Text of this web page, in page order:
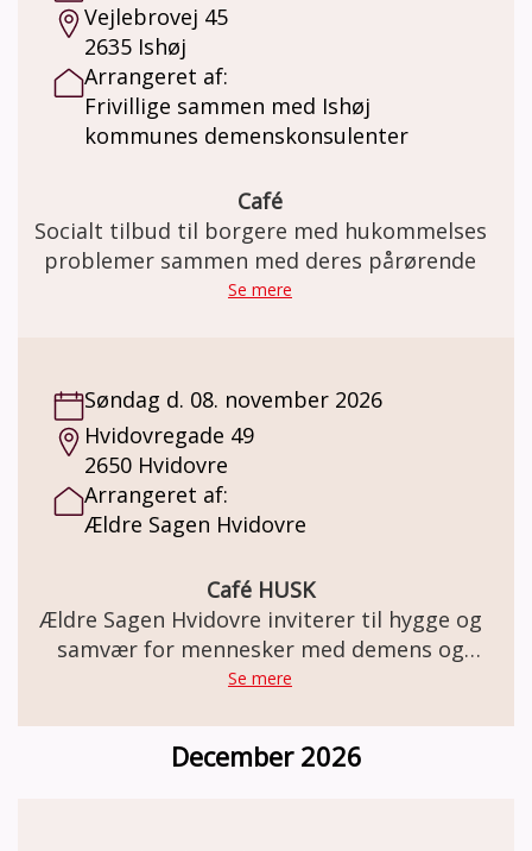
Vejlebrovej 45
2635 Ishøj
Arrangeret af:
Frivillige sammen med Ishøj
kommunes demenskonsulenter
Café
Socialt tilbud til borgere med hukommelses
problemer sammen med deres pårørende
Se mere
Søndag d. 08. november 2026
Hvidovregade 49
2650 Hvidovre
Arrangeret af:
Ældre Sagen Hvidovre
Café HUSK
Ældre Sagen Hvidovre inviterer til hygge og
samvær for mennesker med demens og
deres pårørende
Se mere
December 2026